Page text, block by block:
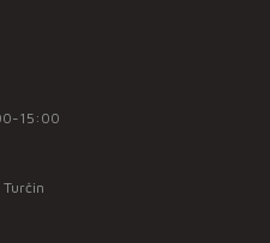
15:00